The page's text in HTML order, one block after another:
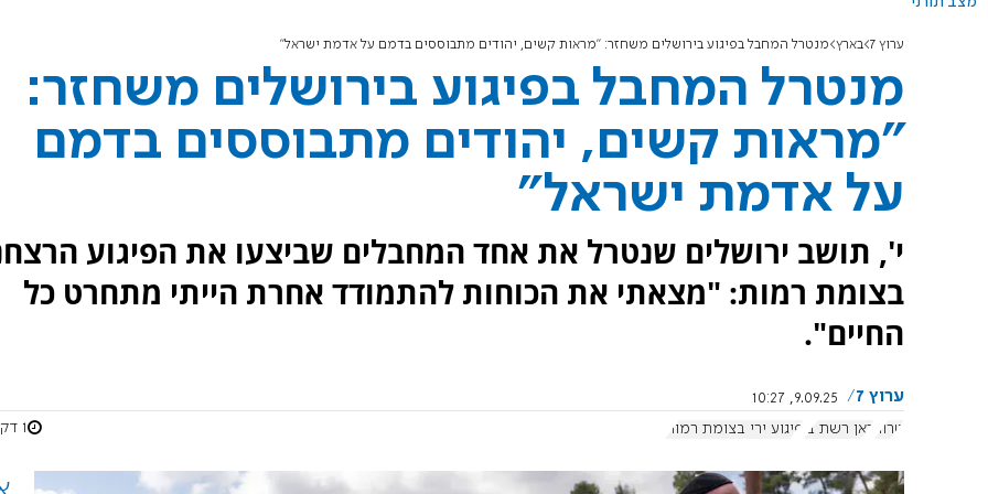
ערוץ 7 בארץ מנטרל המחבל בפיגוע בירושלים משחזר: "מראות קשים, יהודים מתבוססים בדמם על אדמת ישראל"
מנטרל המחבל בפיגוע בירושלים משחזר:
"מראות קשים, יהודים מתבוססים בדמם
על אדמת ישראל"
י', תושב ירושלים שנטרל את אחד המחבלים שביצעו את הפיגוע
בצומת רמות: "מצאתי את הכוחות להתמודד אחרת הייתי מתחרט כל
החיים".
ערוץ 7
9.09.25, 10:27
טרור כאן רשת ב' פיגוע ירי בצומת רמות 1 דקות